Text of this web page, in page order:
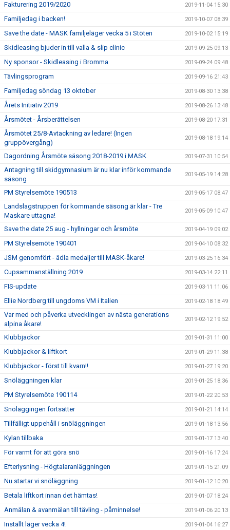
Fakturering 2019/2020 2019-11-04 15:30
Familjedag i backen! 2019-10-07 08:39
Save the date - MASK familjeläger vecka 5 i Stöten 2019-10-02 15:19
Skidleasing bjuder in till valla & slip clinic 2019-09-25 09:13
Ny sponsor - Skidleasing i Bromma 2019-09-24 09:48
Tävlingsprogram 2019-09-16 21:43
Familjedag söndag 13 oktober 2019-08-30 13:38
Årets Initiativ 2019 2019-08-26 13:48
Årsmötet - Årsberättelsen 2019-08-20 17:31
Årsmötet 25/8-Avtackning av ledare! (Ingen
gruppövergång)
2019-08-18 19:14
Dagordning Årsmöte säsong 2018-2019 i MASK 2019-07-31 10:54
Antagning till skidgymnasium är nu klar inför kommande
säsong
2019-05-19 14:28
PM Styrelsemöte 190513 2019-05-17 08:47
Landslagstruppen för kommande säsong är klar - Tre
Maskare uttagna!
2019-05-09 10:47
Save the date 25 aug - hyllningar och årsmöte 2019-04-19 09:02
PM Styrelsemöte 190401 2019-04-10 08:32
JSM genomfört - ädla medaljer till MASK-åkare! 2019-03-25 16:34
Cupsammanställning 2019 2019-03-14 22:11
FIS-update 2019-03-11 11:06
Ellie Nordberg till ungdoms VM i Italien 2019-02-18 18:49
Var med och påverka utvecklingen av nästa generations
alpina åkare!
2019-02-12 19:52
Klubbjackor 2019-01-31 11:00
Klubbjackor & liftkort 2019-01-29 11:38
Klubbjackor - först till kvarn!! 2019-01-27 19:20
Snöläggningen klar 2019-01-25 18:36
PM Styrelsemöte 190114 2019-01-22 20:53
Snöläggingen fortsätter 2019-01-21 14:14
Tillfälligt uppehåll i snöläggningen 2019-01-18 13:56
Kylan tillbaka 2019-01-17 13:40
För varmt för att göra snö 2019-01-16 17:24
Efterlysning - Högtalaranläggningen 2019-01-15 21:09
Nu startar vi snöläggning 2019-01-12 10:20
Betala liftkort innan det hämtas! 2019-01-07 18:24
Anmälan & avanmälan till tävling - påminnelse! 2019-01-06 20:13
Inställt läger vecka 4! 2019-01-04 16:27